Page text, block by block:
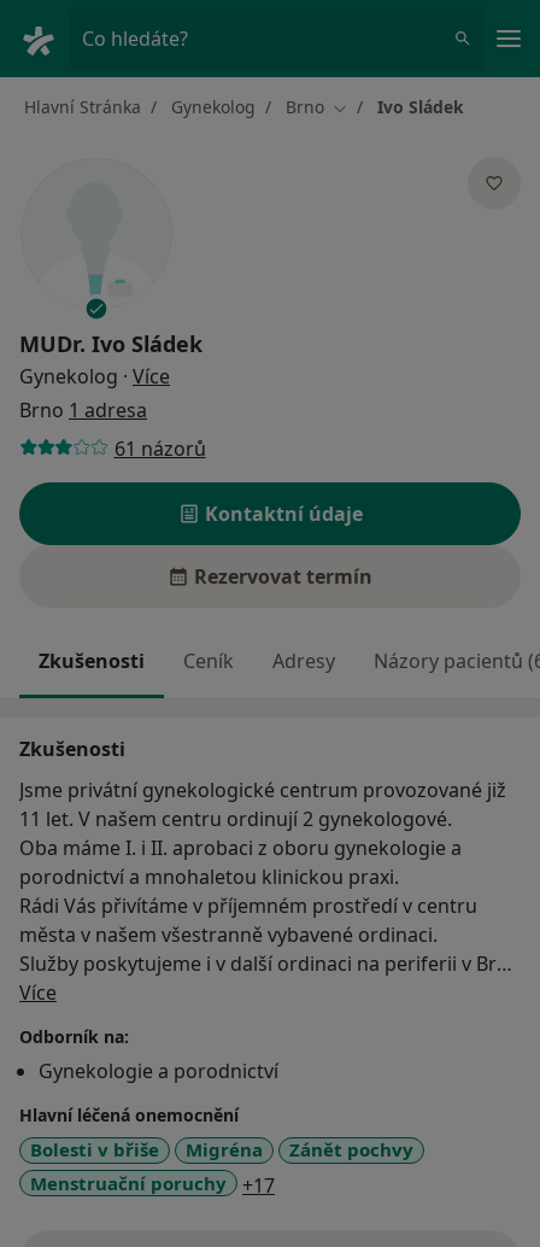
Co hledáte?
Hlavní Stránka Gynekolog Brno Změna města
Ivo Sládek
MUDr. Ivo Sládek
Gynekolog · Více
Brno 1 adresa
61 názorů
Kontaktní údaje
Rezervovat termín
Zkušenosti Ceník Adresy Názory pacientů
Zkušenosti
Jsme privátní gynekologické centrum provozované již
11 let. V našem centru ordinují 2 gynekologové.
Oba máme I. i II. aprobaci z oboru gynekologie a
porodnictví a mnohaletou klinickou praxi.
Rádi Vás přivítáme v příjemném prostředí v centru
města v našem všestranně vybavené ordinaci.
Služby poskytujeme i v další ordinaci na periferii v Brně
- Slatině.
Více
Odborník na:
Gynekologie a porodnictví
Hlavní léčená onemocnění
Bolesti v břiše Migréna
Zánět pochvy
Menstruační poruchy
+17a11y_sr_more_diseases